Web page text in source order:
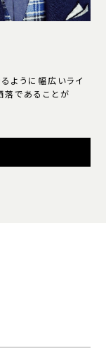
ように幅広いライ
落であることが